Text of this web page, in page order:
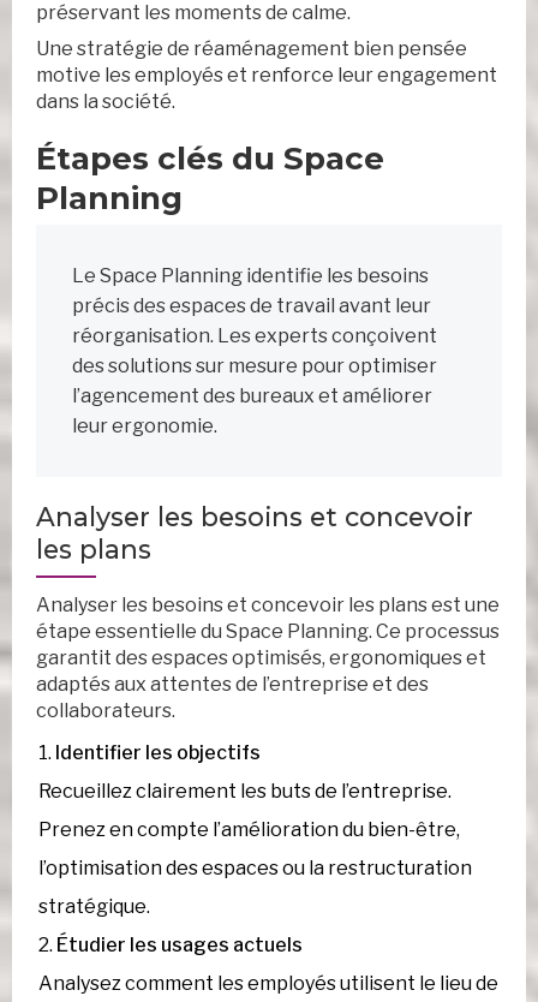
préservant les moments de calme.
Une stratégie de réaménagement bien pensée
motive les employés et renforce leur engagement
dans la société.
Étapes clés du Space
Planning
Le Space Planning identifie les besoins
précis des espaces de travail avant leur
réorganisation. Les experts conçoivent
des solutions sur mesure pour optimiser
l’agencement des bureaux et améliorer
leur ergonomie.
Analyser les besoins et concevoir
les plans
Analyser les besoins et concevoir les plans est une
étape essentielle du Space Planning. Ce processus
garantit des espaces optimisés, ergonomiques et
adaptés aux attentes de l’entreprise et des
collaborateurs.
Identifier les objectifs
Recueillez clairement les buts de l’entreprise.
Prenez en compte l’amélioration du bien-être,
l’optimisation des espaces ou la restructuration
stratégique.
Étudier les usages actuels
Analysez comment les employés utilisent le lieu de